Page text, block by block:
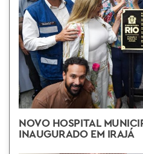
NOVO HOSPITAL
INAUGURADO EM IRAJÁ